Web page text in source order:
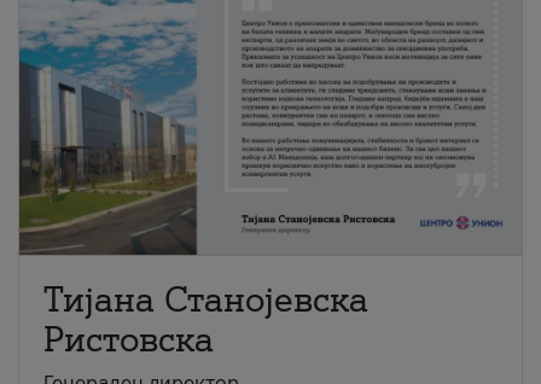
Тијана Станојевска
Ристовска